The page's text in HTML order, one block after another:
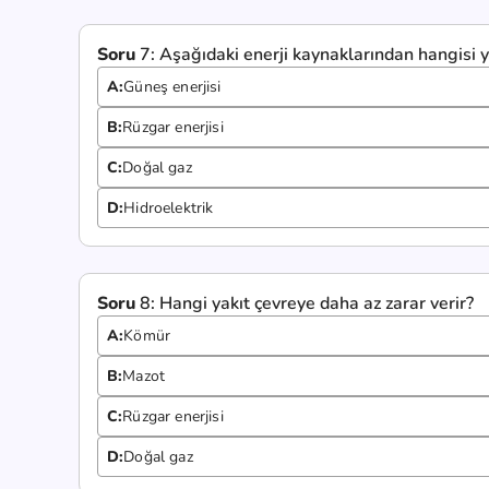
Soru 7: Aşağıdaki enerji kaynaklarından hangisi
A:Güneş enerjisi
B:Rüzgar enerjisi
C:Doğal gaz
D:Hidroelektrik
Soru8: Hangi yakıt çevreye daha az zarar verir?
A:Kömür
B:Mazot
C:Rüzgar enerjisi
D:Doğal gaz